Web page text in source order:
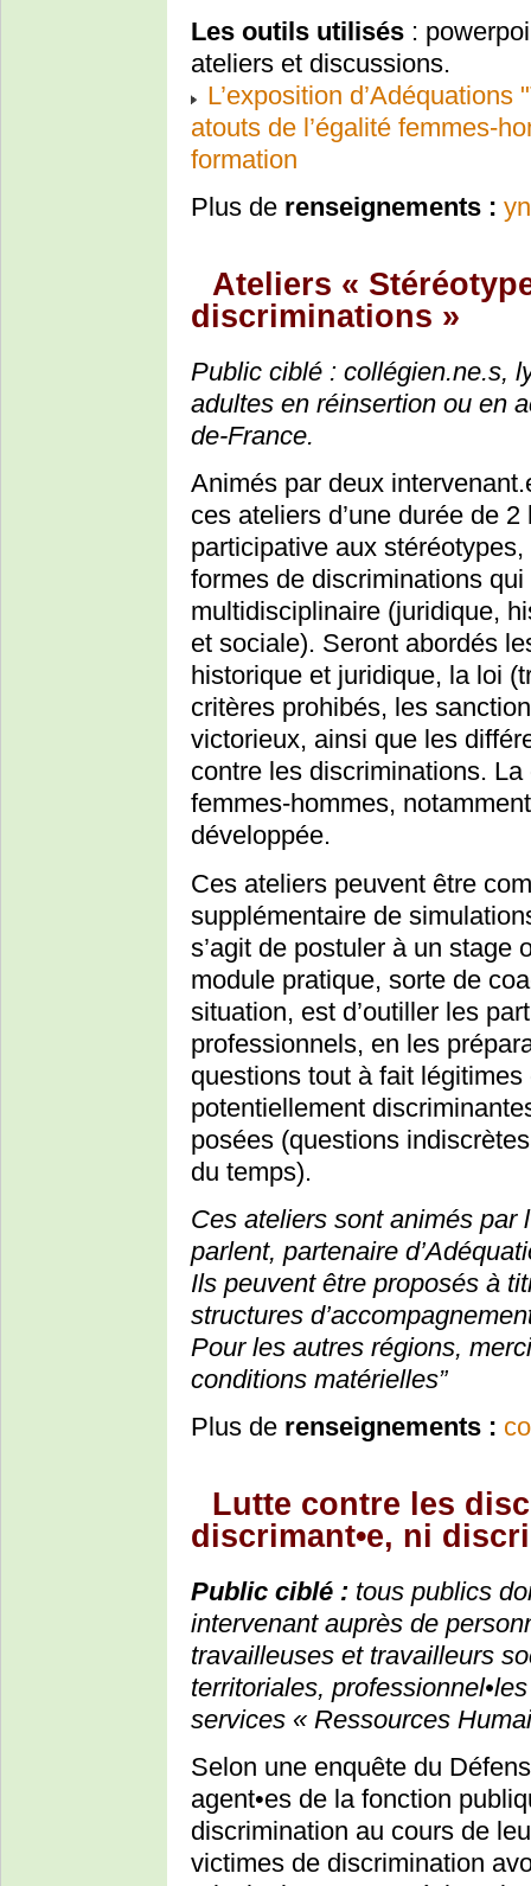
Les outils utilisés :
ateliers et discussions.
L’exposition
atouts de l’égalité femmes-
formation
Plus de renseignements :
Ateliers «
discriminations »
Public ciblé : collégien.ne.s,
adultes en réinsertion ou en
de-France.
Animés par deux
ces ateliers d’une durée de
participative aux
formes de discriminations
multidisciplinaire (juridique,
et sociale). Seront abordés
historique et juridique, la loi
critères prohibés, les
victorieux, ainsi que les
contre les discriminations.
femmes-hommes,
développée.
Ces ateliers peuvent être
supplémentaire de
s’agit de postuler à un stage
module pratique, sorte de
situation, est d’outiller les
professionnels, en les
questions tout à fait
potentiellement
posées (questions
du temps).
Ces ateliers sont animés par
parlent, partenaire
Ils peuvent être proposés à
structures
Pour les autres régions,
conditions matérielles”
Plus de renseignements :
Lutte contre les
discrimant•e, ni
Public ciblé : tous publics
intervenant auprès de
travailleuses et travailleurs
territoriales,
services « Ressources
Selon une enquête du
agent•es de la fonction
discrimination au cours de
victimes de discrimination